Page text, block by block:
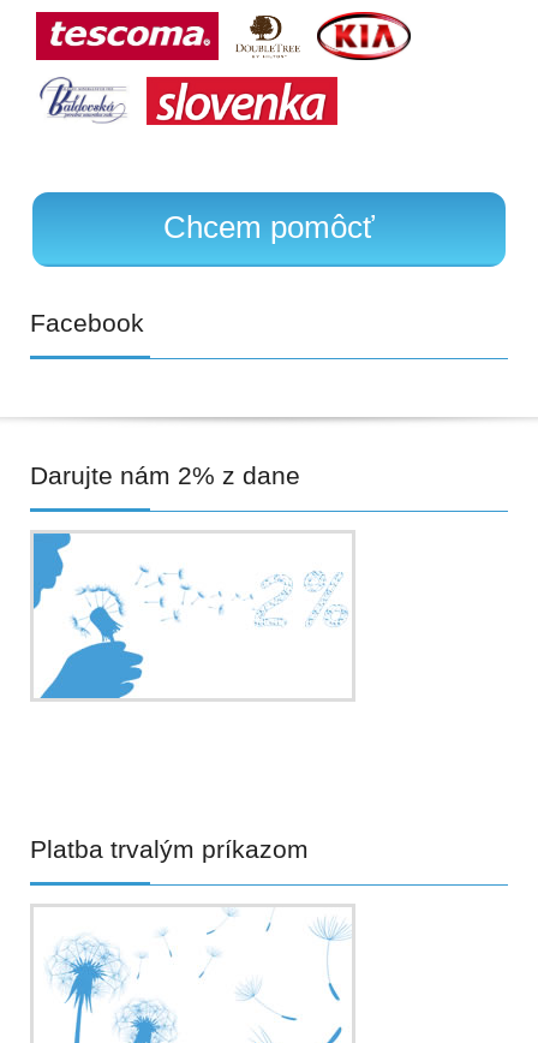
Chcem pomôcť
Facebook
Darujte nám 2% z dane
Platba trvalým príkazom